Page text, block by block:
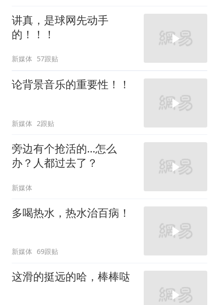
讲真，是球网先动手
的！！！
新媒体 57跟贴
论背景音乐的重要性！！
新媒体 2跟贴
旁边有个抢活的…怎么
办？人都过去了？
新媒体
多喝热水，热水治百病！
新媒体 69跟贴
这滑的挺远的哈，棒棒哒